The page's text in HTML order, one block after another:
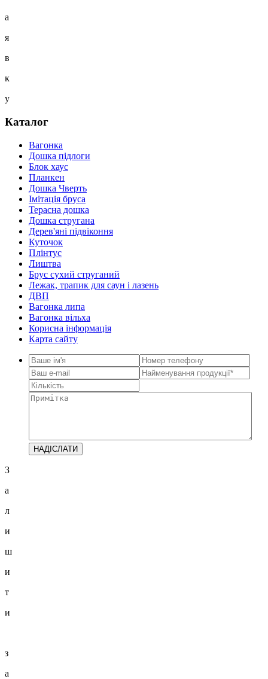
а
я
в
к
у
Каталог
Вагонка
Дошка підлоги
Блок хаус
Планкен
Дошка Чверть
Iмітація бруса
Терасна дошка
Дошка стругана
Дерев'яні підвіконня
Куточок
Плінтус
Лиштва
Брус сухий струганий
Лежак, трапик для саун і лазень
ДВП
Вагонка липа
Вагонка вільха
Корисна інформація
Карта сайту
З
а
л
и
ш
и
т
и
з
а